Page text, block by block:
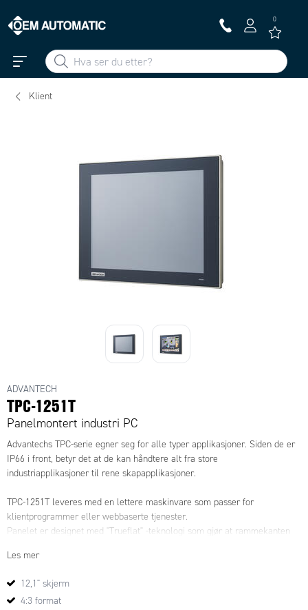
0
Klient
ADVANTECH
TPC-1251T
Panelmontert industri PC
Advantechs TPC-serie egner seg for alle typer applikasjoner. Siden de er
IP66 i front, betyr det at de kan håndtere alt fra store
industriapplikasjoner til rene skapapplikasjoner.
TPC-1251T leveres med en lettere maskinvare som passer for
klientprogrammer eller webbaserte tjenester.
Panelet er designet med "Trueflat" -teknologi som gjør at rammekanten
I tillegg til standardportene er det også mulighet for ekstra utvidelse
Disse modulene gir ekstra utvidelse for f.eks. USB, Wifi, Profinet eller TCP
/ IP. Det finnes 35 forskjellige moduler pr. i dag som støtter mer enn 450
Les mer
12,1" skjerm
4:3 format